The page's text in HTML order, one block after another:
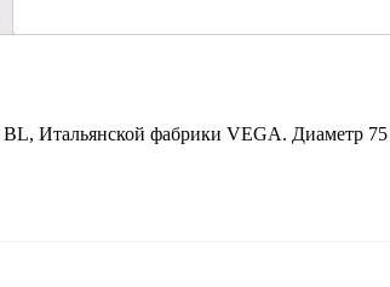
Итальянской фабрики VEGA. Диаметр